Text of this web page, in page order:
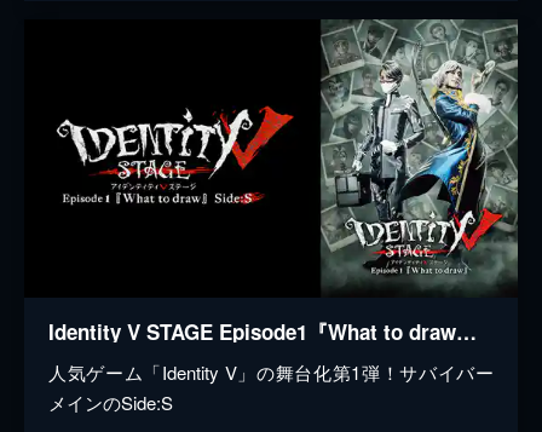
Identity V STAGE Episode1『What to draw』Side:S
人気ゲーム「Identity V」の舞台化第1弾！サバイバー
メインのSide:S